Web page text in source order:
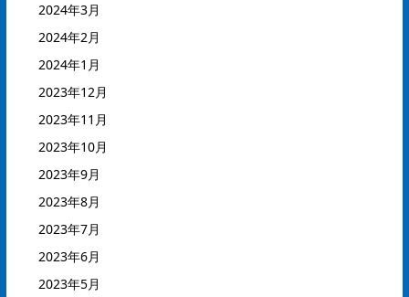
2024年3月
2024年2月
2024年1月
2023年12月
2023年11月
2023年10月
2023年9月
2023年8月
2023年7月
2023年6月
2023年5月